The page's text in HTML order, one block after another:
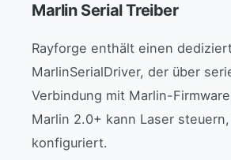
Marlin Serial Treiber
Rayforge enthält einen
MarlinSerialDriver, der über
Verbindung mit Marlin-
Marlin 2.0+ kann Laser
konfiguriert.